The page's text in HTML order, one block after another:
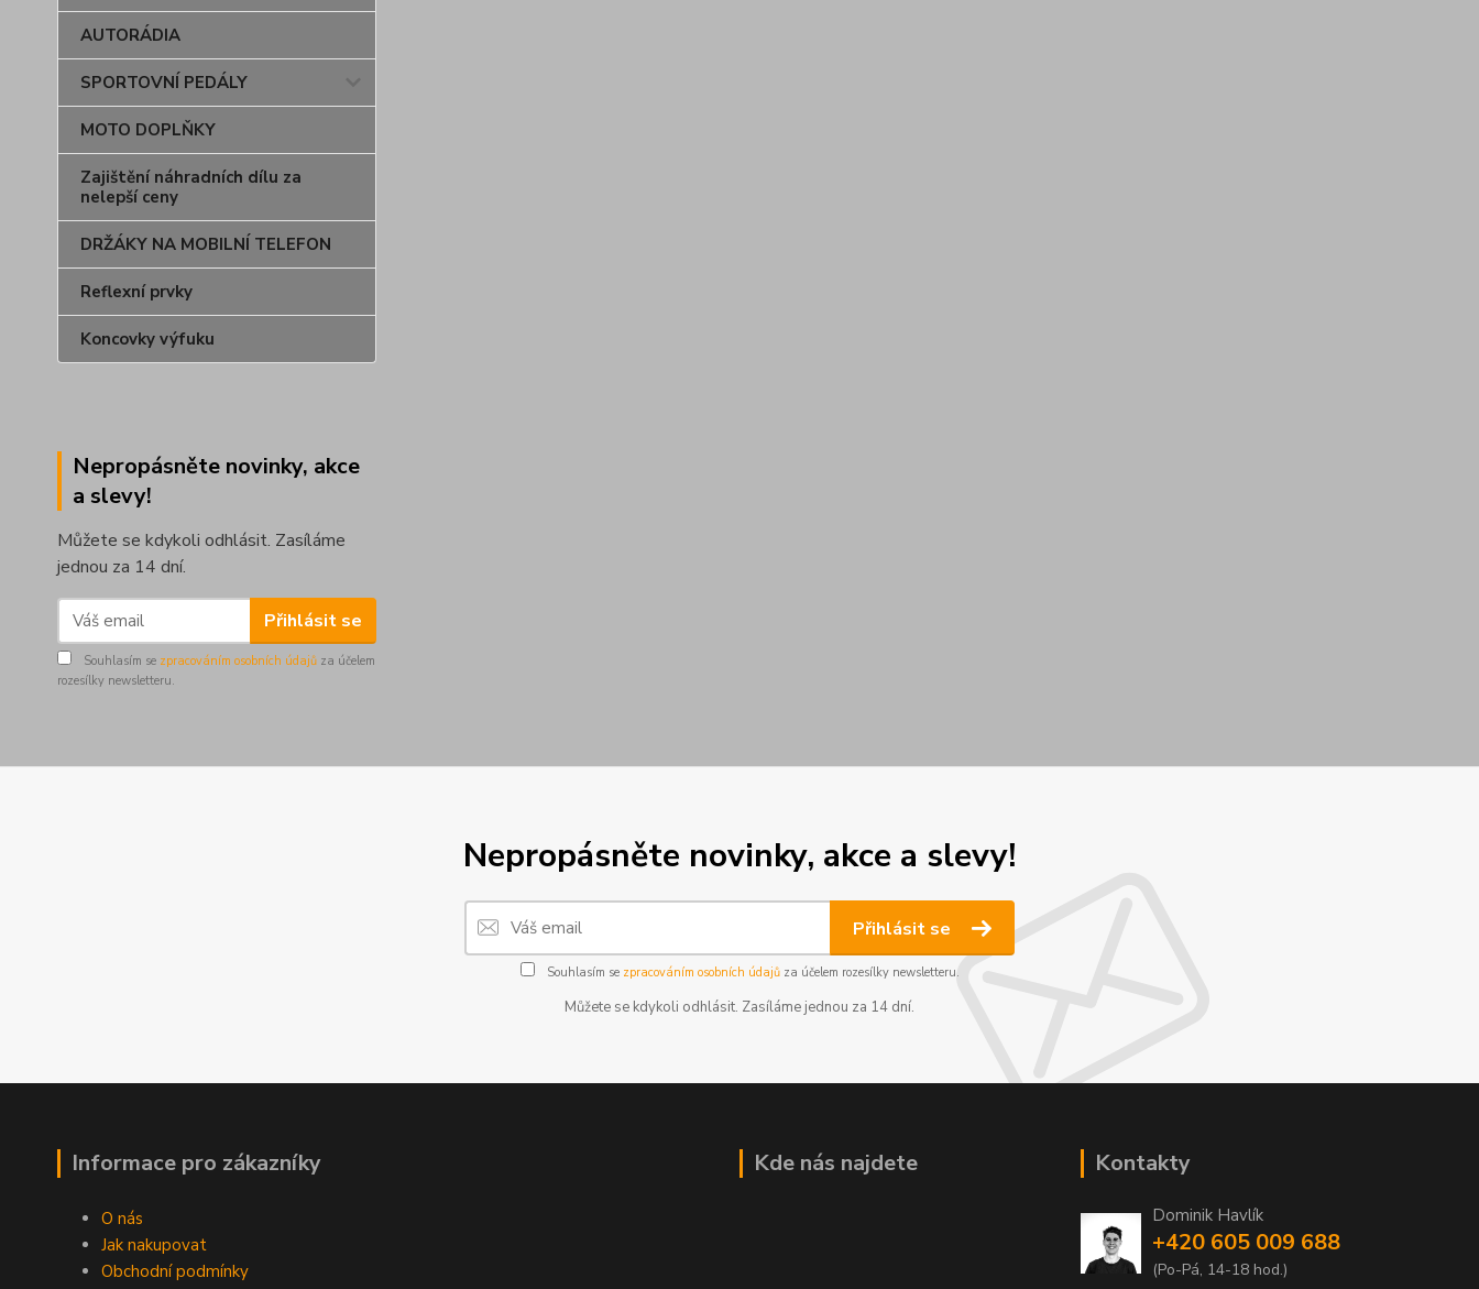
AUTORÁDIA
SPORTOVNÍ PEDÁLY
MOTO DOPLŇKY
Zajištění náhradních dílu za
nelepší ceny
DRŽÁKY NA MOBILNÍ TELEFON
Reflexní prvky
Koncovky výfuku
Nepropásněte novinky, akce
a slevy!
Můžete se kdykoli odhlásit. Zasíláme
jednou za 14 dní.
Přihlásit se
Souhlasím se zpracováním osobních údajů za účelem
rozesílky newsletteru.
Nepropásněte novinky, akce a slevy!
Přihlásit se
Souhlasím se zpracováním osobních údajůza účelem rozesílky newsletteru.
Můžete se kdykoli odhlásit. Zasíláme jednou za 14 dní.
Informace pro zákazníky
O nás
Jak nakupovat
Obchodní podmínky
Kde nás najdete Kontakty
Dominik Havlík
+420 605 009 688
(Po-Pá, 14-18 hod.)